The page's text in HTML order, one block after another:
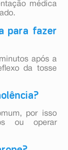
médica
para fazer
após a
da tosse
por isso
ou operar